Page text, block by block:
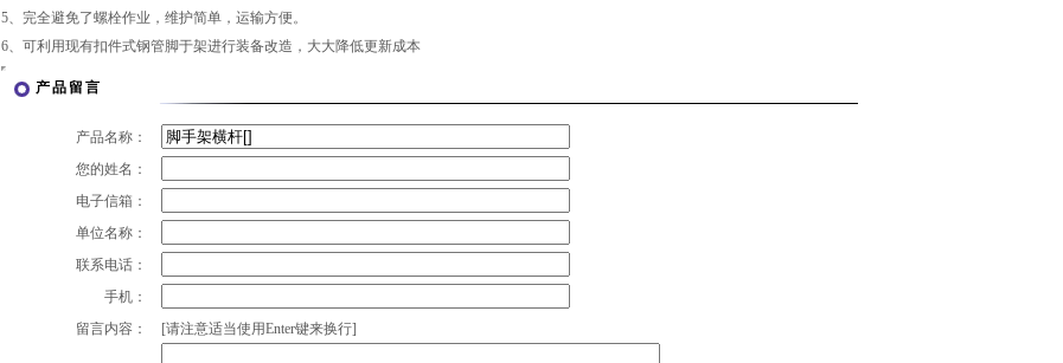
5、完全避免了螺栓作业，维护简单，运输方便。
6、可利用现有扣件式钢管脚于架进行装备改造，大大降低更新成本
产品留言
产品名称：
您的姓名：
电子信箱：
单位名称：
联系电话：
手机：
留言内容：
[请注意适当使用Enter键来换行]